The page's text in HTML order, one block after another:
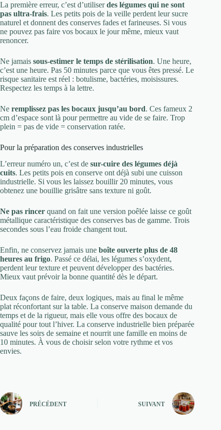
La première erreur, c’est d’utiliserdes légumes qui ne sont
pas ultra-frais. Les petits pois de la veille perdent leur sucre
naturel et donnent des conserves fades et farineuses. Si vous
ne pouvez pas faire vos bocaux le jour même, mieux vaut
renoncer.
Ne jamais sous-estimer le temps de stérilisation. Une heure,
c’est une heure. Pas 50 minutes parce que vous êtes pressé. Le
risque sanitaire est réel : botulisme, bactéries, moisissures.
Respectez les temps à la lettre.
Ne remplissez pas les bocaux jusqu’au bord. Ces fameux 2
cm d’espace sont là pour permettre au vide de se faire. Trop
plein = pas de vide = conservation ratée.
Pour la préparation des conserves industrielles
L’erreur numéro un, c’est de sur-cuire des légumes déjà
cuits. Les petits pois en conserve ont déjà subi une cuisson
industrielle. Si vous les laissez bouillir 20 minutes, vous
obtenez une bouillie grisâtre sans texture ni goût.
Ne pas rincer quand on fait une version poêlée laisse ce goût
métallique caractéristique des conserves bas de gamme. Trois
secondes sous l’eau froide changent tout.
Enfin, ne conservez jamais une boîte ouverte plus de 48
heures au frigo. Passé ce délai, les légumes s’oxydent,
perdent leur texture et peuvent développer des bactéries.
Mieux vaut prévoir la bonne quantité dès le départ.
Deux façons de faire, deux logiques, mais au final le même
plat réconfortant sur la table. La conserve maison demande du
temps et de la rigueur, mais elle vous offre des bocaux de
qualité pour tout l’hiver. La conserve industrielle bien préparée
sauve les soirs de semaine et nourrit une famille en moins de
10 minutes. À vous de choisir selon votre rythme et vos
envies.
PRÉCÉDENT SUIVANT